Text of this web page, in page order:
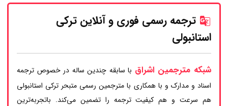
ترجمه رسمی فوری و آنلاین ترکی
استانبولی
شبکه مترجمین اشراق با سابقه چندین ساله در خصوص ترجمه
اسناد و مدارک و با همکاری با مترجمین رسمی متبحر ترکی استانبولی
هم سرعت و هم کیفیت ترجمه را تضمین می‌کند. باتجربه‌ترین